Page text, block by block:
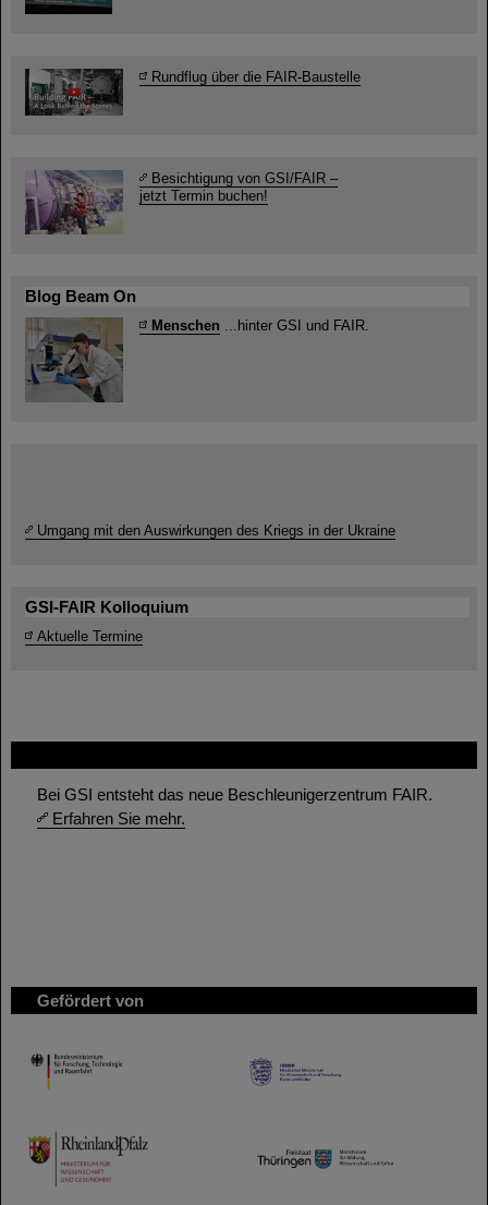
Bei GSI entsteht das neue Beschleunigerzentrum FAIR.
Erfahren Sie mehr.
Gefördert von
HMWK
TMWWDG
Rundflug über die FAIR-Baustelle
Besichtigung von GSI/FAIR –
jetzt Termin buchen!
Blog Beam On
Menschen ...hinter GSI und FAIR.
Umgang mit den Auswirkungen des Kriegs in der Ukraine
GSI-FAIR Kolloquium
Aktuelle Termine